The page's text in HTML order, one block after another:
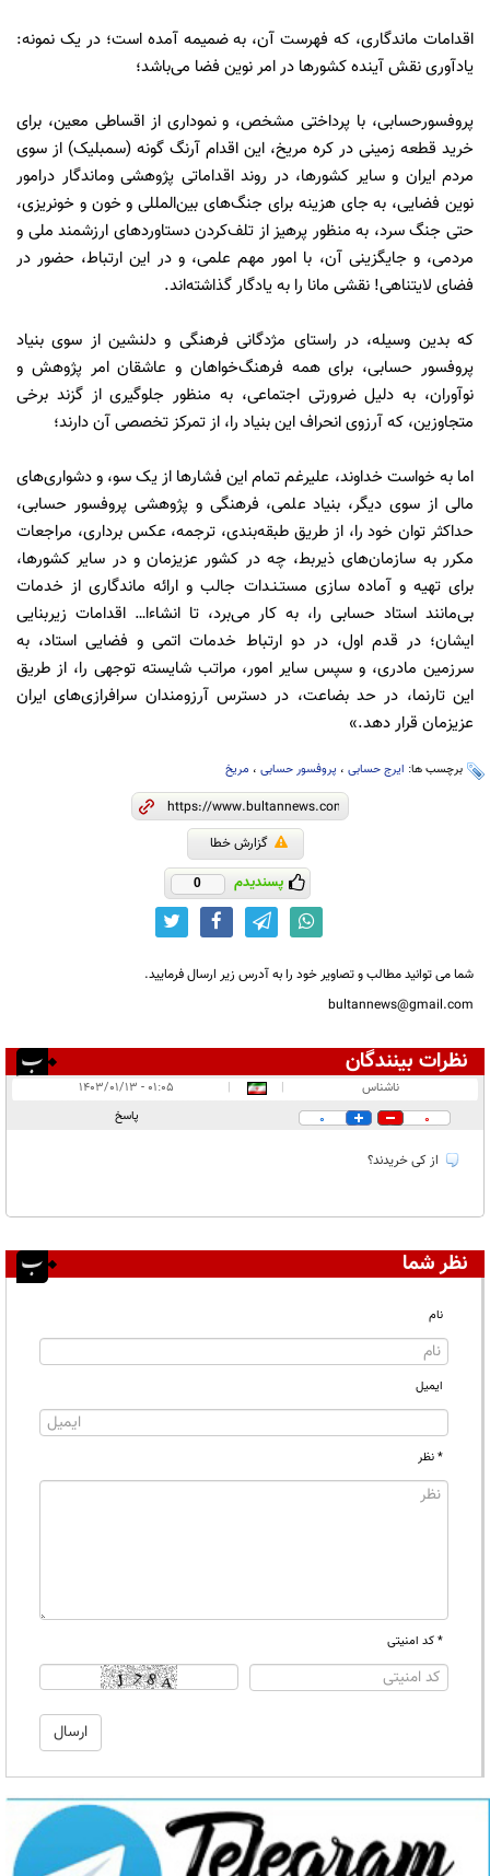
اقدامات ماندگاری، که فهرست آن، به ضمیمه آمده است؛ در یک نمونه:
یادآوری نقش آینده کشورها در امر نوین فضا می‌باشد؛
پروفسورحسابی، با پرداختی مشخص، و نموداری از اقساطی معین، برای
خرید قطعه زمینی در کره مریخ، این اقدام آرنگ گونه (سمبلیک) از سوی
مردم ایران و سایر کشورها، در روند اقداماتی پژوهشی وماندگار درامور
نوین فضایی، به جای هزینه برای جنگ‌های بین‌المللی و خون و خونریزی،
حتی جنگ سرد، به منظور پرهیز از تلف‌کردن دستاوردهای ارزشمند ملی و
مردمی، و جایگزینی آن، با امور مهم علمی، و در این ارتباط، حضور در
فضای لایتناهی! نقشی مانا را به یادگار گذاشته‌اند.
که بدین وسیله، در راستای مژدگانی فرهنگی و دلنشین از سوی بنیاد
پروفسور حسابی، برای همه فرهنگ‌خواهان و عاشقان امر پژوهش و
نوآوران، به دلیل ضرورتی اجتماعی، به منظور جلوگیری از گزند برخی
متجاوزین، که آرزوی انحراف این بنیاد را، از تمرکز تخصصی آن دارند؛
اما به خواست خداوند، علیرغم تمام این فشارها از یک سو، و دشواری‌های
مالی از سوی دیگر، بنیاد علمی، فرهنگی و پژوهشی پروفسور حسابی،
حداکثر توان خود را، از طریق طبقه‌بندی، ترجمه، عکس برداری، مراجعات
مکرر به سازمان‌های ذیربط، چه در کشور عزیزمان و در سایر کشورها،
برای تهیه و آماده سازی مستـنـدات جالب و ارائه ماندگاری از خدمات
بی‌مانند استاد حسابی را، به کار می‌برد، تا انشاءا… اقدامات زیربنایی
ایشان؛ در قدم اول، در دو ارتباط خدمات اتمی و فضایی استاد، به
سرزمین مادری، و سپس سایر امور، مراتب شایسته توجهی را، از طریق
این تارنما، در حد بضاعت، در دسترس آرزومندان سرافرازی‌های ایران
عزیزمان قرار دهد.»
برچسب ها: ایرج حسابی ، پروفسور حسابی ، مریخ
گزارش خطا
پسندیدم 0
شما می توانید مطالب و تصاویر خود را به آدرس زیر ارسال فرمایید.
bultannews@gmail.com
نظرات بینندگان
در انتظار بررسی:
ناشناس |
|
۰۱:۰۵ - ۱۴۰۳/۰۱/۱۳
0
0 پاسخ
از کی خریدند؟
نظر شما
نام
ایمیل
* نظر
* کد امنیتی